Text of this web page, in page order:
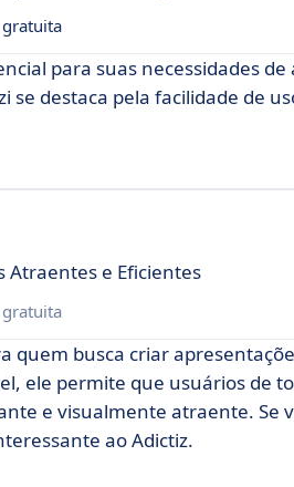
para suas necessidades
se destaca pela facilidade de
Atraentes e Eficientes
quem busca criar
ele permite que usuários de
e visualmente atraente. Se
ao Adictiz.